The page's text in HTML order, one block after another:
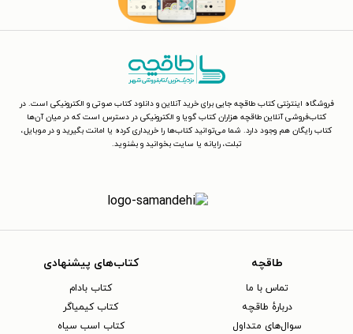
فروشگاه اینترنتی کتاب طاقچه جایی برای خرید آنلاین و دانلود کتاب صوتی و الکترونیکی است. در
کتاب‌فروشی آنلاین طاقچه هزاران کتاب گویا و الکترونیکی در دسترس است که در میان آن‌ها
کتاب رایگان هم وجود دارد. شما می‌توانید کتاب‌ها را خریداری کرده یا امانت بگیرید و در موبایل،
تبلت، رایانه یا سایت بخوانید و بشنوید.
طاقچه
تماس با ما
دربارهٔ طاقچه
سوال‌های متداول
کتاب‌های پیشنهادی
کتاب بادام
کتاب کیمیاگر
کتاب اسب سیاه